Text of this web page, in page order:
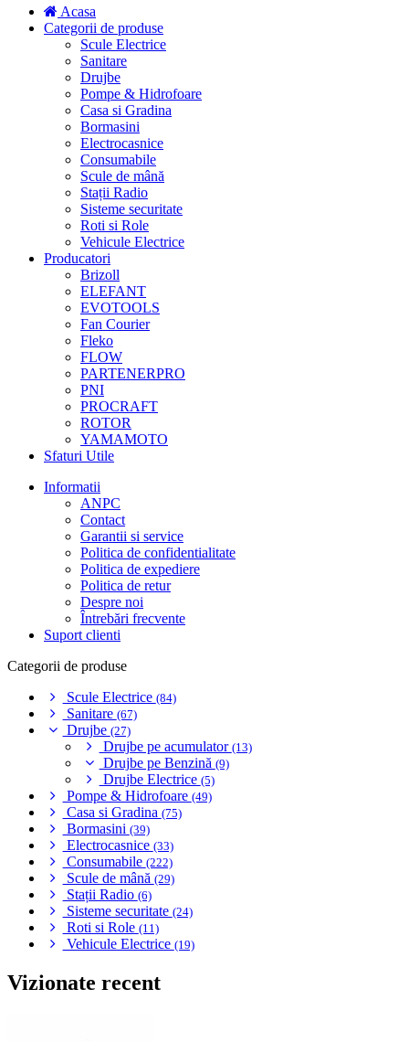
Acasa
Categorii de produse
Scule Electrice
Sanitare
Drujbe
Pompe & Hidrofoare
Casa si Gradina
Bormasini
Electrocasnice
Consumabile
Scule de mână
Stații Radio
Sisteme securitate
Roti si Role
Vehicule Electrice
Producatori
Brizoll
ELEFANT
EVOTOOLS
Fan Courier
Fleko
FLOW
PARTENERPRO
PNI
PROCRAFT
ROTOR
YAMAMOTO
Sfaturi Utile
Informatii
ANPC
Contact
Garantii si service
Politica de confidentialitate
Politica de expediere
Politica de retur
Despre noi
Întrebări frecvente
Suport clienti
Categorii de produse
Scule Electrice (84)
Sanitare (67)
Drujbe (27)
Drujbe pe acumulator (13)
Drujbe pe Benzină (9)
Drujbe Electrice (5)
Pompe & Hidrofoare (49)
Casa si Gradina (75)
Bormasini (39)
Electrocasnice (33)
Consumabile (222)
Scule de mână (29)
Stații Radio (6)
Sisteme securitate (24)
Roti si Role (11)
Vehicule Electrice (19)
Vizionate recent